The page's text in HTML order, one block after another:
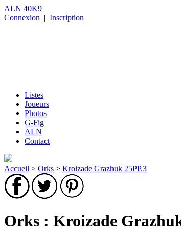
ALN 40K9
Connexion | Inscription
Listes
Joueurs
Photos
G-Fig
ALN
Contact
Accueil > Orks > Kroizade Grazhuk 25PP.3
Orks : Kroizade